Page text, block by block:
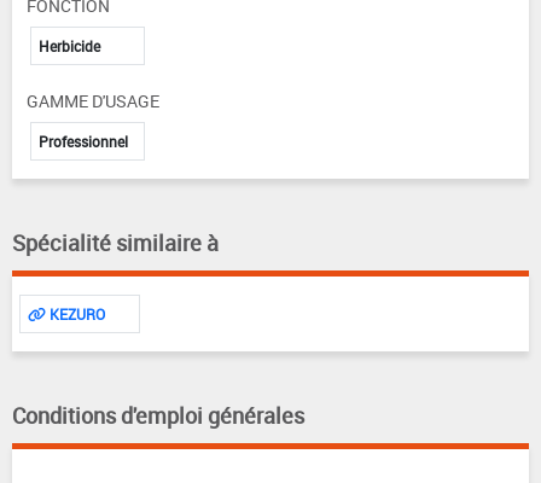
FONCTION
Herbicide
GAMME D'USAGE
Professionnel
Spécialité similaire à
KEZURO
Conditions d'emploi générales